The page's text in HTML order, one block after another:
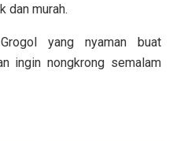
dan murah.
yang nyaman buat
ingin nongkrong semalam